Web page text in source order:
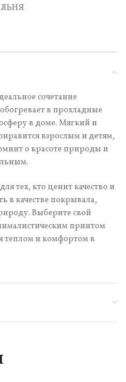
сочетание
в прохладные
в доме. Мягкий и
взрослым и детям,
о красоте природы и
тех, кто ценит качество и
в качестве покрывала,
Выберите свой
принтом
теплом и комфортом в